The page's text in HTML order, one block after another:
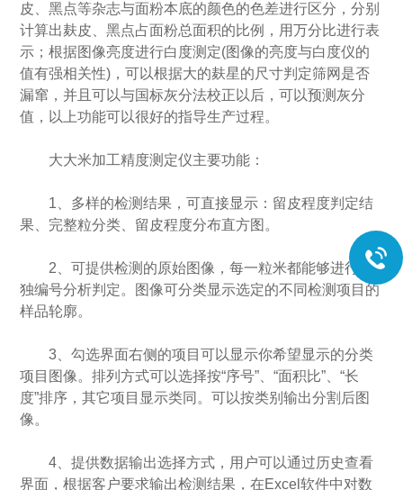
皮、黑点等杂志与面粉本底的颜色的色差进行区分，分别
计算出麸皮、黑点占面粉总面积的比例，用万分比进行表
示；根据图像亮度进行白度测定(图像的亮度与白度仪的
值有强相关性)，可以根据大的麸星的尺寸判定筛网是否
漏窜，并且可以与国标灰分法校正以后，可以预测灰分
值，以上功能可以很好的指导生产过程。
大大米加工精度测定仪主要功能：
1、多样的检测结果，可直接显示：留皮程度判定结
果、完整粒分类、留皮程度分布直方图。
2、可提供检测的原始图像，每一粒米都能够进行单
独编号分析判定。图像可分类显示选定的不同检测项目的
样品轮廓。
3、勾选界面右侧的项目可以显示你希望显示的分类
项目图像。排列方式可以选择按“序号”、“面积比”、“长
度”排序，其它项目显示类同。可以按类别输出分割后图
像。
4、提供数据输出选择方式，用户可以通过历史查看
界面，根据客户要求输出检测结果，在Excel软件中对数